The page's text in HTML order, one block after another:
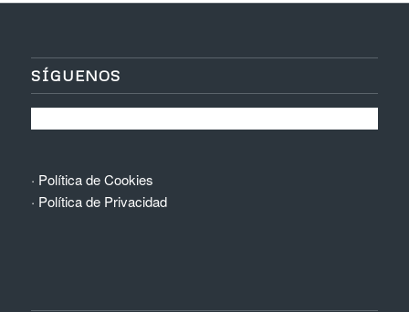
SÍGUENOS
· Política de Cookies
· Política de Privacidad